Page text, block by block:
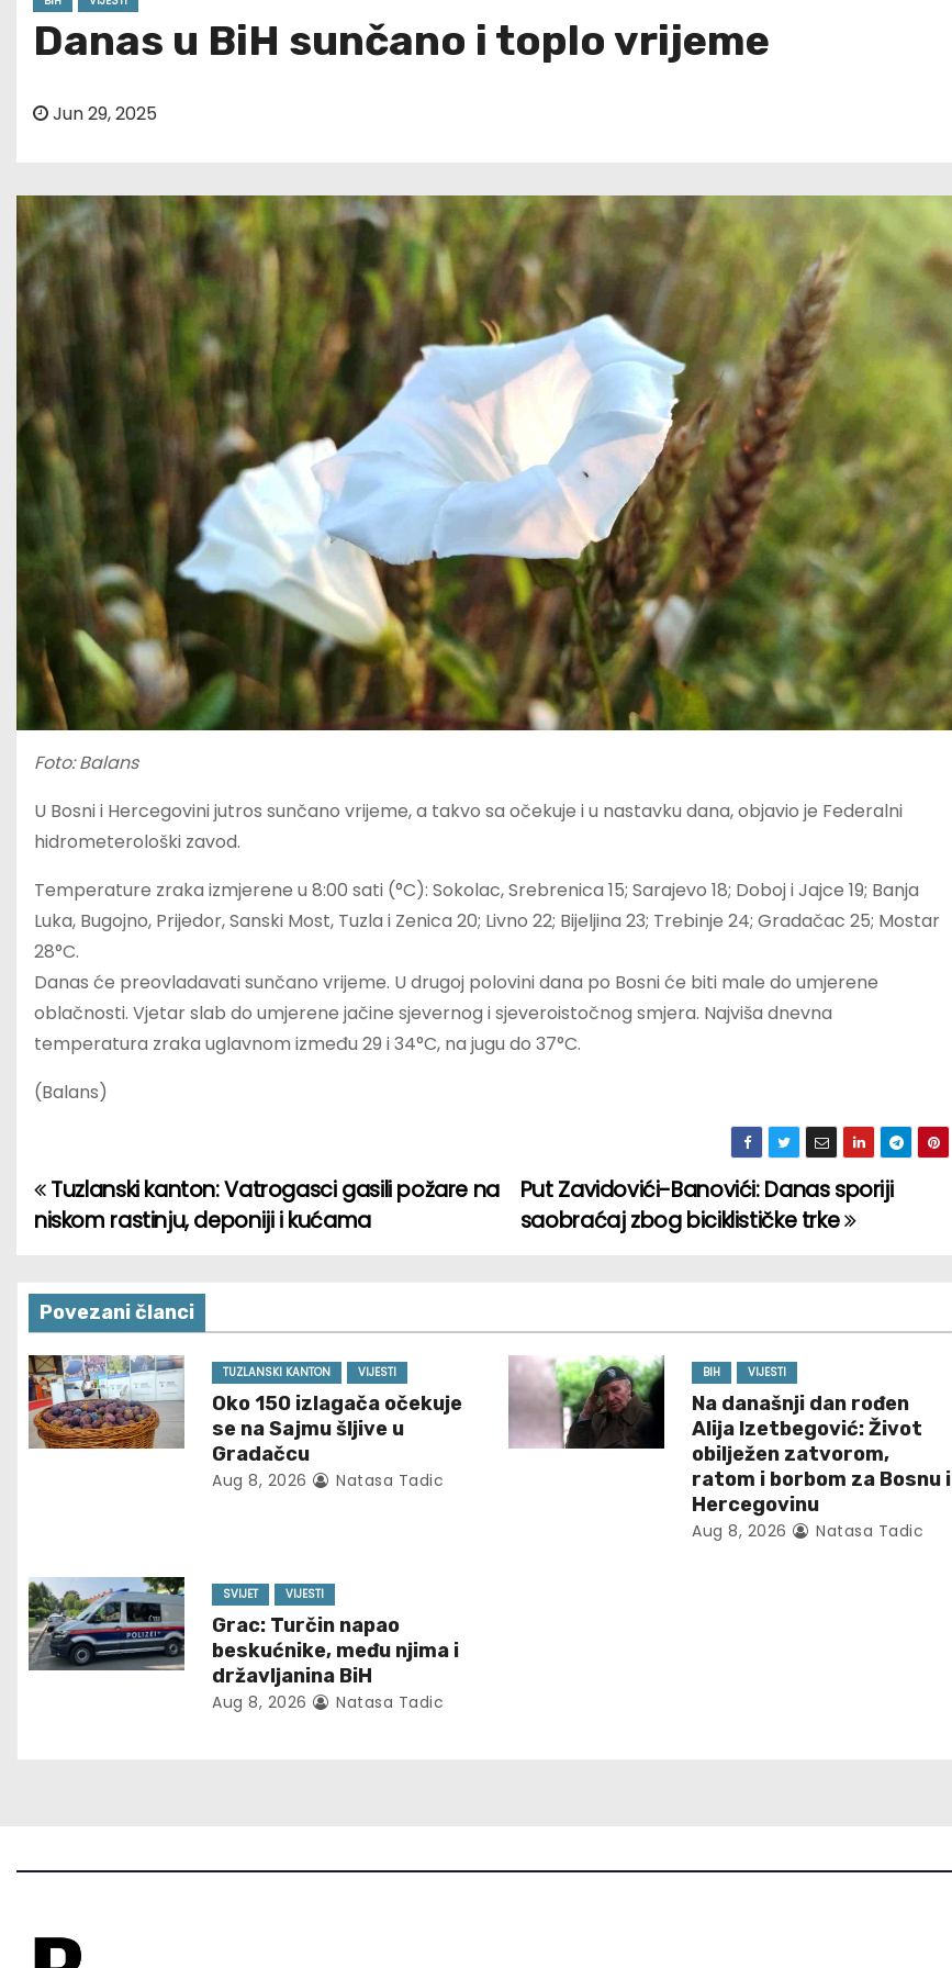
Danas u BiH sunčano i toplo vrijeme
Jun 29, 2025
Foto: Balans
U Bosni i Hercegovini jutros sunčano vrijeme, a takvo sa očekuje i u nastavku dana, objavio je Federalni
hidrometerološki zavod.
Temperature zraka izmjerene u 8:00 sati (°C): Sokolac, Srebrenica 15; Sarajevo 18; Doboj i Jajce 19; Banja
Luka, Bugojno, Prijedor, Sanski Most, Tuzla i Zenica 20; Livno 22; Bijeljina 23; Trebinje 24; Gradačac 25; Mostar
28°C.
Danas će preovladavati sunčano vrijeme. U drugoj polovini dana po Bosni će biti male do umjerene
oblačnosti. Vjetar slab do umjerene jačine sjevernog i sjeveroistočnog smjera. Najviša dnevna
temperatura zraka uglavnom između 29 i 34°C, na jugu do 37°C.
(Balans)
P
s
t
n
a
g
a
t
Put Zavidovići-Banovići: Danas sporiji
saobraćaj zbog biciklističke trke
Tuzlanski kanton: Vatrogasci gasili požare na
niskom rastinju, deponiji i kućama
Povezani članci
TUZLANSKI KANTON VIJESTI
Oko 150 izlagača očekuje
se na Sajmu šljive u
Gradačcu
Aug 8, 2026 Natasa Tadic
BIH VIJESTI
Na današnji dan rođen
Alija Izetbegović: Život
obilježen zatvorom,
ratom i borbom za Bosnu i
Hercegovinu
Aug 8, 2026 Natasa Tadic
SVIJET VIJESTI
Grac: Turčin napao
beskućnike, među njima i
državljanina BiH
Aug 8, 2026 Natasa Tadic